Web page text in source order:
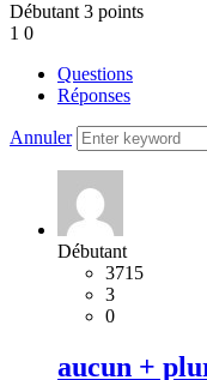
Débutant 3 points
1 0
Questions
Réponses
Annuler
Débutant
3715
3
0
aucun +